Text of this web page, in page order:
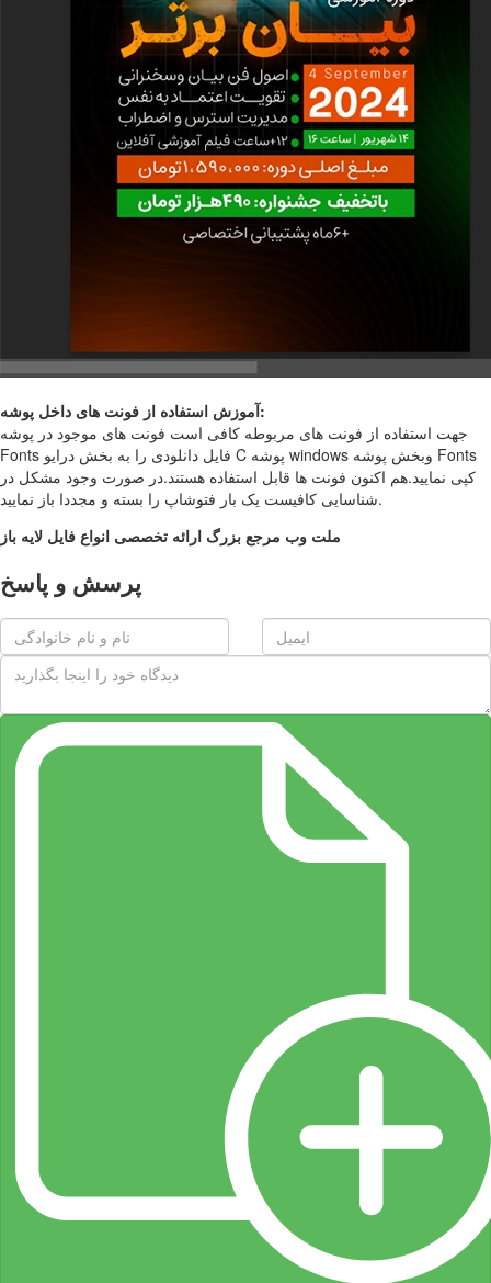
آموزش استفاده از فونت های داخل پوشه:
جهت استفاده از فونت های مربوطه کافی است فونت های موجود در پوشه
Fonts فایل دانلودی را به بخش درایو C پوشه windows وبخش پوشه Fonts
کپی نمایید.هم اکنون فونت ها قابل استفاده هستند.در صورت وجود مشکل در
شناسایی کافیست یک بار فتوشاپ را بسته و مجددا باز نمایید.
ملت وب مرجع بزرگ ارائه تخصصی انواع فایل لایه باز
پرسش و پاسخ